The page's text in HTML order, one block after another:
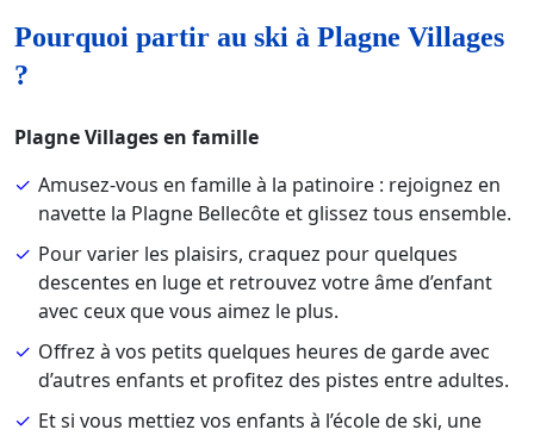
Pourquoi partir au ski à Plagne Villages
?
Plagne Villages en famille
Amusez-vous en famille à la patinoire : rejoignez en
navette la Plagne Bellecôte et glissez tous ensemble.
Pour varier les plaisirs, craquez pour quelques
descentes en luge et retrouvez votre âme d’enfant
avec ceux que vous aimez le plus.
Offrez à vos petits quelques heures de garde avec
d’autres enfants et profitez des pistes entre adultes.
Et si vous mettiez vos enfants à l’école de ski, une